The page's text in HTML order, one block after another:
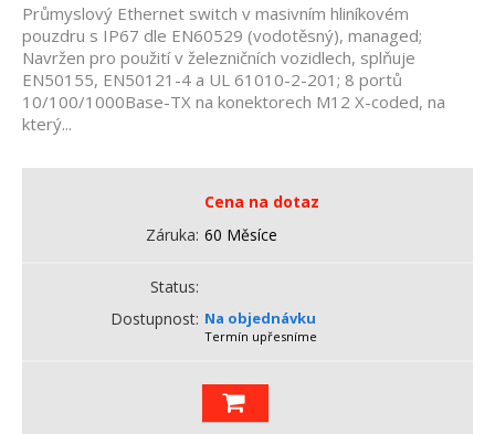
Průmyslový Ethernet switch v masivním hliníkovém
pouzdru s IP67 dle EN60529 (vodotěsný), managed;
Navržen pro použití v železničních vozidlech, splňuje
EN50155, EN50121-4 a UL 61010-2-201; 8 portů
10/100/1000Base-TX na konektorech M12 X-coded, na
který...
Cena na dotaz
Záruka 60 Měsíce
Status
Dostupnost Na objednávku
Termín upřesníme